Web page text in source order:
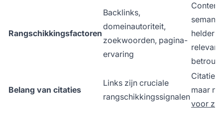
Rangschikkingsfactoren
Backlinks,
domeinautoriteit,
zoekwoorden, pagina-
ervaring
Belang van citaties
Links zijn cruciale
rangschikkingssignalen
Citaties
maar
voor